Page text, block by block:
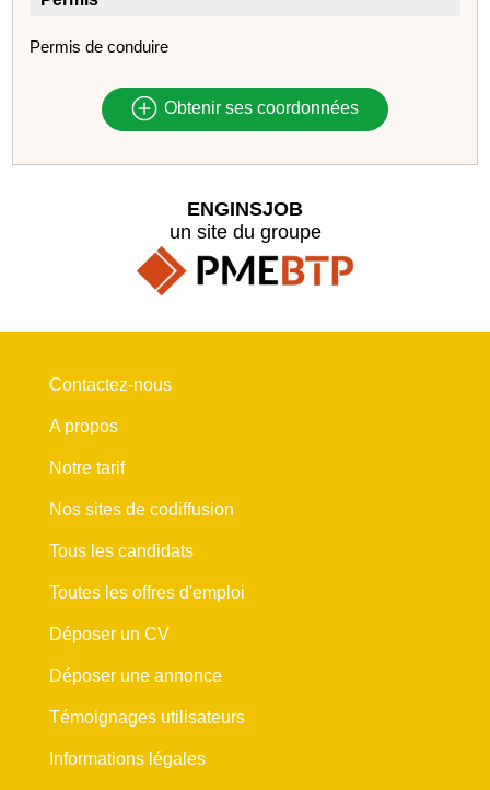
Permis de conduire
Obtenir ses coordonnées
ENGINSJOB
un site du groupe
Contactez-nous
A propos
Notre tarif
Nos sites de codiffusion
Tous les candidats
Toutes les offres d'emploi
Déposer un CV
Déposer une annonce
Témoignages utilisateurs
Informations légales